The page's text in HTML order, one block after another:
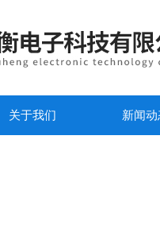
关于我们 新闻动